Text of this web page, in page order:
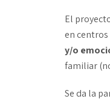
El
en
y/o
familiar
Se da la